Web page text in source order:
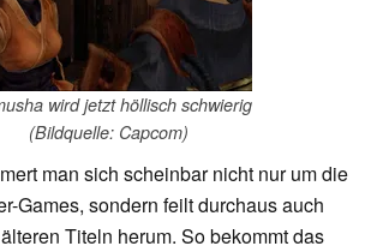
wird jetzt höllisch schwierig
(Bildquelle: Capcom)
man sich scheinbar nicht nur um die
Games, sondern feilt durchaus auch
Titeln herum. So bekommt das